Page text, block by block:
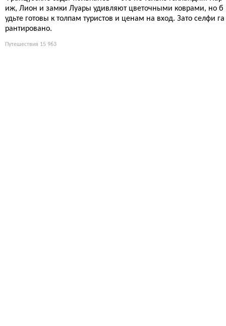
иж, Лион и замки Луары удивляют цветочными коврами, но б
удьте готовы к толпам туристов и ценам на вход. Зато селфи га
рантировано.
Путешествия 15 963